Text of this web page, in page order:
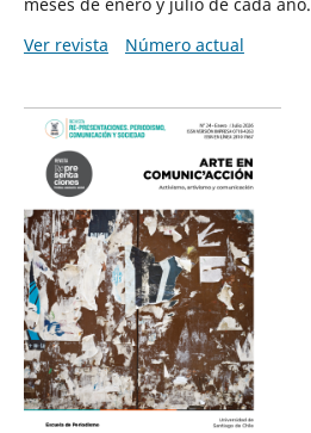
Ver revista
Número actual